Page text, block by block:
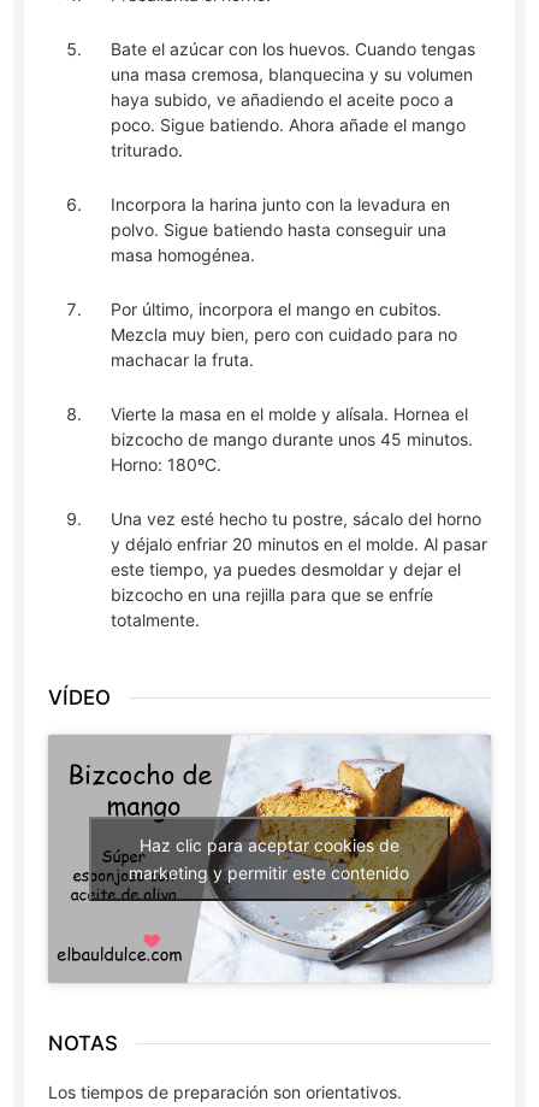
Bate el azúcar con los huevos. Cuando tengas
una masa cremosa, blanquecina y su volumen
haya subido, ve añadiendo el aceite poco a
poco. Sigue batiendo. Ahora añade el mango
triturado.
Incorpora la harina junto con la levadura en
polvo. Sigue batiendo hasta conseguir una
masa homogénea.
Por último, incorpora el mango en cubitos.
Mezcla muy bien, pero con cuidado para no
machacar la fruta.
Vierte la masa en el molde y alísala. Hornea el
bizcocho de mango durante unos 45 minutos.
Horno: 180ºC.
Una vez esté hecho tu postre, sácalo del horno
y déjalo enfriar 20 minutos en el molde. Al pasar
este tiempo, ya puedes desmoldar y dejar el
bizcocho en una rejilla para que se enfríe
totalmente.
VÍDEO
Haz clic para aceptar cookies de
marketing y permitir este contenido
NOTAS
Los tiempos de preparación son orientativos.